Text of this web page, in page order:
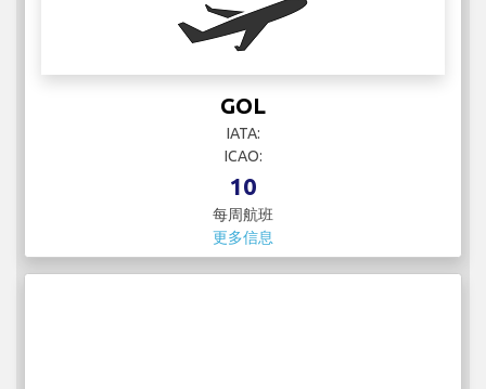
GOL
IATA:
ICAO:
10
每周航班
更多信息